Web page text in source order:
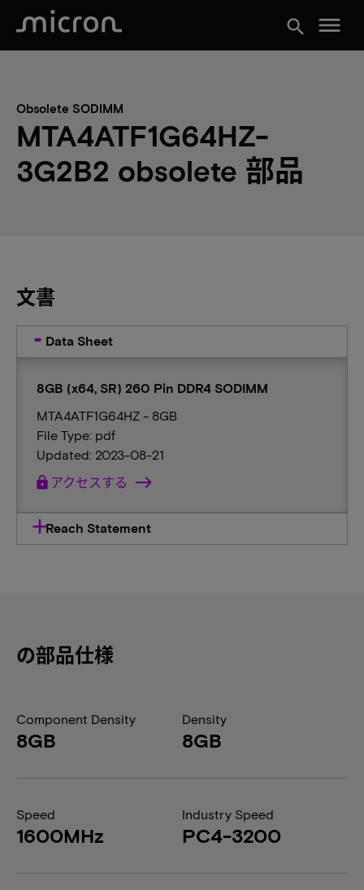
search menu
Obsolete SODIMM
MTA4ATF1G64HZ-
3G2B2 obsolete 部品
文書
Data Sheet
8GB (x64, SR) 260 Pin DDR4 SODIMM
MTA4ATF1G64HZ - 8GB
File Type: pdf
Updated: 2023-08-21
lock アクセスする
Reach Statement
の部品仕様
Component Density
8GB
Density
8GB
Speed
1600MHz
Industry Speed
PC4-3200